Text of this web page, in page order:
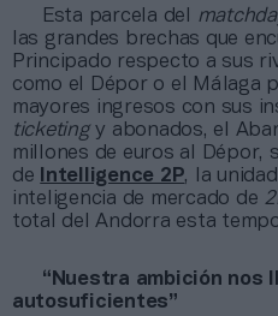
Esta parcela del
las grandes brechas que
Principado respecto a sus
como el Dépor o el Málaga
mayores ingresos con sus
ticketingy abonados, el
millones de euros al Dépor,
de
Intelligence 2P, la
inteligencia de mercado de
total del Andorra esta
“Nuestra ambición nos
autosuficientes”